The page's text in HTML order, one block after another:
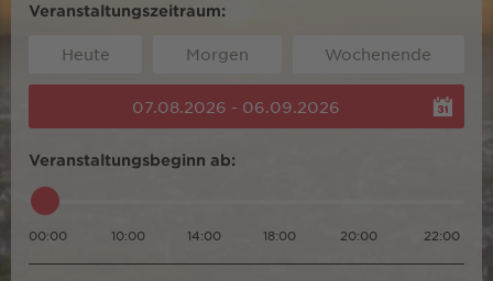
Veranstaltungszeitraum:
Heute Morgen Wochenende
07.08.2026 - 06.09.2026
Veranstaltungsbeginn ab:
00:00 10:00 14:00 18:00 20:00 22:00